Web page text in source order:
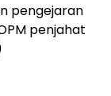
pengejaran
penjahat